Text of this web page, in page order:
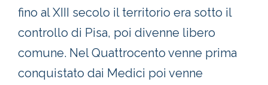
fino al XIII secolo il territorio era sotto il
controllo di Pisa, poi divenne libero
comune. Nel Quattrocento venne prima
conquistato dai Medici poi venne